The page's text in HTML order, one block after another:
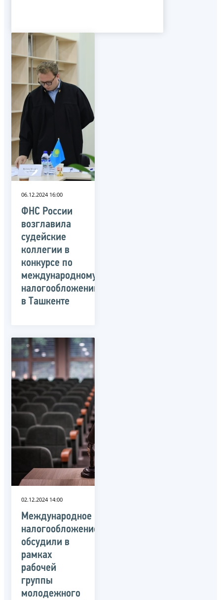
06.12.2024 16:00
ФНС России
возглавила
судейские
коллегии в
конкурсе по
международному
налогообложению
в Ташкенте
02.12.2024 14:00
Международное
налогообложение
обсудили в
рамках
рабочей
группы
молодежного